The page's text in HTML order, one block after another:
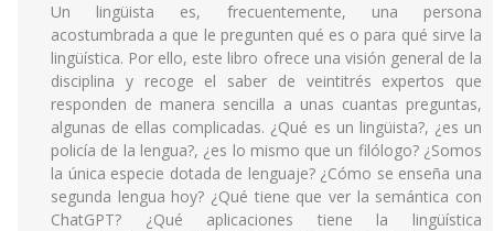
Un lingüista es, frecuentemente, una persona
acostumbrada a que le pregunten qué es o para qué sirve la
lingüística. Por ello, este libro ofrece una visión general de la
disciplina y recoge el saber de veintitrés expertos que
responden de manera sencilla a unas cuantas preguntas,
algunas de ellas complicadas. ¿Qué es un lingüista?, ¿es un
policía de la lengua?, ¿es lo mismo que un filólogo? ¿Somos
la única especie dotada de lenguaje? ¿Cómo se enseña una
segunda lengua hoy? ¿Qué tiene que ver la semántica con
ChatGPT? ¿Qué aplicaciones tiene la lingüística